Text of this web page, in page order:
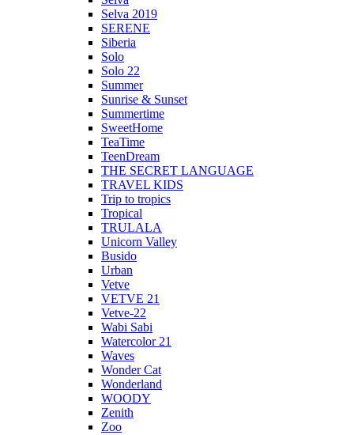
Selva 2019
SERENE
Siberia
Solo
Solo 22
Summer
Sunrise & Sunset
Summertime
SweetHome
TeaTime
TeenDream
THE SECRET LANGUAGE
TRAVEL KIDS
Trip to tropics
Tropical
TRULALA
Unicorn Valley
Busido
Urban
Vetve
VETVE 21
Vetve-22
Wabi Sabi
Watercolor 21
Waves
Wonder Cat
Wonderland
WOODY
Zenith
Zoo